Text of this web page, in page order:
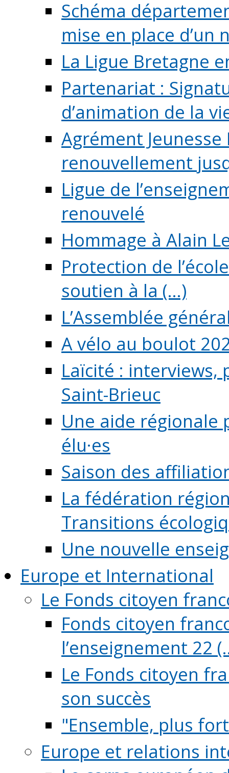
Schéma
mise en place d’un
La Ligue Bretagne
Partenariat :
d’animation de la
Agrément
renouvellement
Ligue de
renouvelé
Hommage à Alain
Protection de
soutien à la (...)
L’Assemblée
A vélo au boulot
Laïcité :
Saint-Brieuc
Une aide régionale
élu·es
Saison des
La fédération
Transitions
Une nouvelle
Europe et International
Le Fonds citoyen
Fonds citoyen
l’enseignement 22
Le Fonds citoyen
son succès
"Ensemble, plus
Europe et relations